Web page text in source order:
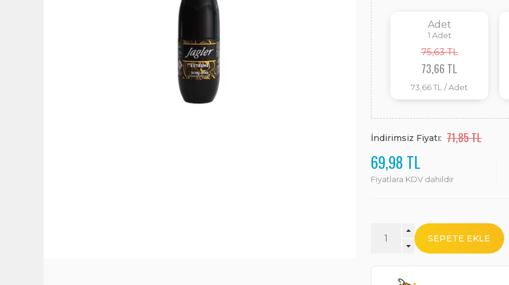
Adet
1 Adet
75,63 TL
73,66 TL
73,66 TL / Adet
İndirimsiz Fiyatı: 71,85 TL
69,98 TL
Fiyatlara KDV dahildir
SEPETE EKLE